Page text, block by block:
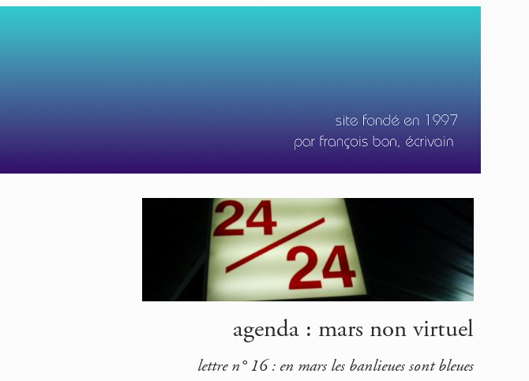
agenda : mars non virtuel
lettre n° 16 : en mars les banlieues sont bleues